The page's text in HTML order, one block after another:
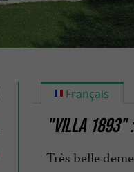
Français
"VILLA 1893" :
Très belle